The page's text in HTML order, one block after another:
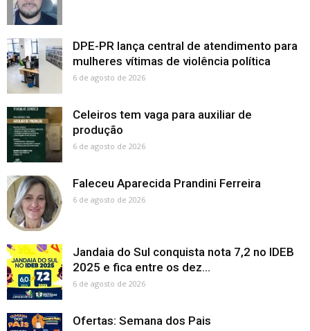
DPE-PR lança central de atendimento para
mulheres vítimas de violência política
6 de agosto de 2026
Celeiros tem vaga para auxiliar de
produção
6 de agosto de 2026
Faleceu Aparecida Prandini Ferreira
6 de agosto de 2026
Jandaia do Sul conquista nota 7,2 no IDEB
2025 e fica entre os dez...
6 de agosto de 2026
Ofertas: Semana dos Pais